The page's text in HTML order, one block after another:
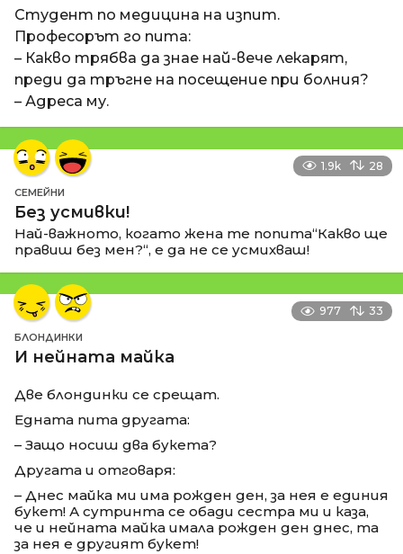
Студент по медицина на изпит.
Професорът го пита:
– Какво трябва да знае най-вече лекарят,
преди да тръгне на посещение при болния?
– Адреса му.
1.9k 28
СЕМЕЙНИ
Без усмивки!
Най-важното, когато жена те попита“Какво ще
правиш без мен?“, е да не се усмихваш!
977 33
БЛОНДИНКИ
И нейната майка
Две блондинки се срещат.
Едната пита другата:
– Защо носиш два букета?
Другата и отговаря:
– Днес майка ми има рожден ден, за нея е единия
букет! А сутринта се обади сестра ми и каза,
че и нейната майка имала рожден ден днес, та
за нея е другият букет!